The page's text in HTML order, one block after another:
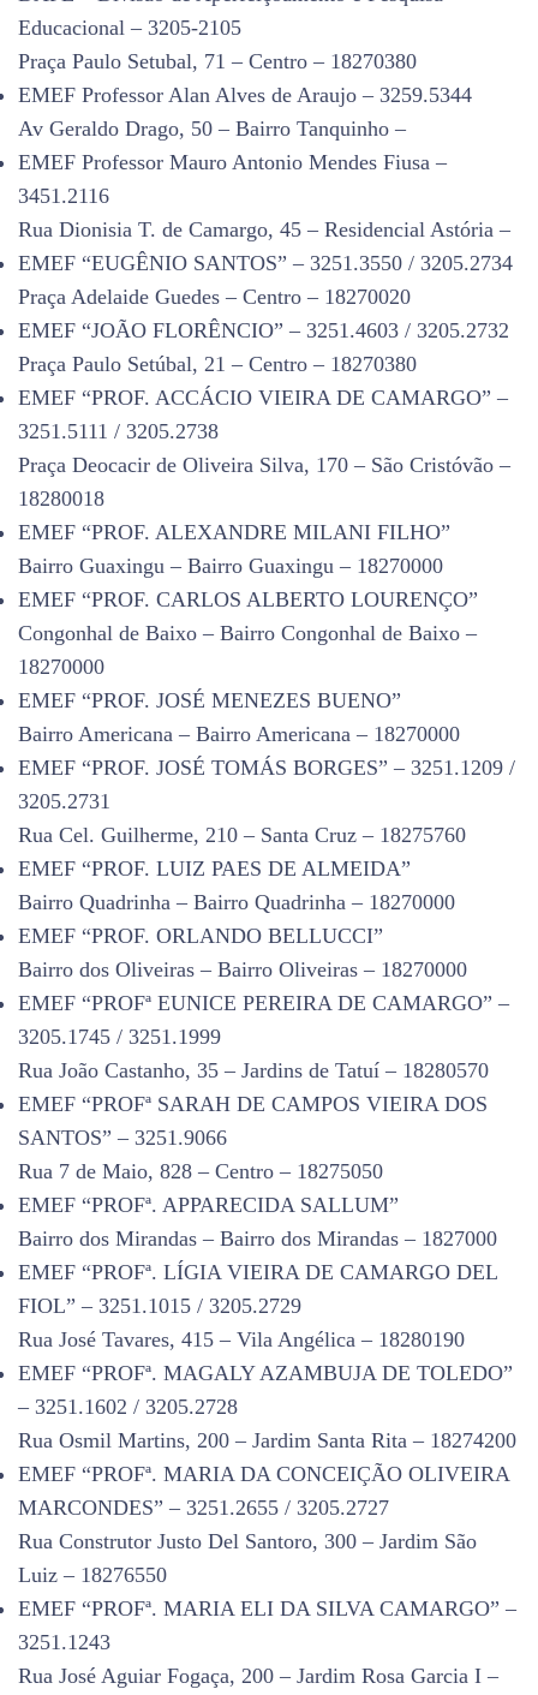
Educacional – 3205-2105
Praça Paulo Setubal, 71 – Centro – 18270380
EMEF Professor Alan Alves de Araujo – 3259.5344
Av Geraldo Drago, 50 – Bairro Tanquinho –
EMEF Professor Mauro Antonio Mendes Fiusa –
3451.2116
Rua Dionisia T. de Camargo, 45 – Residencial Astória –
EMEF “EUGÊNIO SANTOS” – 3251.3550 / 3205.2734
Praça Adelaide Guedes – Centro – 18270020
EMEF “JOÃO FLORÊNCIO” – 3251.4603 / 3205.2732
Praça Paulo Setúbal, 21 – Centro – 18270380
EMEF “PROF. ACCÁCIO VIEIRA DE CAMARGO” –
3251.5111 / 3205.2738
Praça Deocacir de Oliveira Silva, 170 – São Cristóvão –
18280018
EMEF “PROF. ALEXANDRE MILANI FILHO”
Bairro Guaxingu – Bairro Guaxingu – 18270000
EMEF “PROF. CARLOS ALBERTO LOURENÇO”
Congonhal de Baixo – Bairro Congonhal de Baixo –
18270000
EMEF “PROF. JOSÉ MENEZES BUENO”
Bairro Americana – Bairro Americana – 18270000
EMEF “PROF. JOSÉ TOMÁS BORGES” – 3251.1209 /
3205.2731
Rua Cel. Guilherme, 210 – Santa Cruz – 18275760
EMEF “PROF. LUIZ PAES DE ALMEIDA”
Bairro Quadrinha – Bairro Quadrinha – 18270000
EMEF “PROF. ORLANDO BELLUCCI”
Bairro dos Oliveiras – Bairro Oliveiras – 18270000
EMEF “PROFª EUNICE PEREIRA DE CAMARGO” –
3205.1745 / 3251.1999
Rua João Castanho, 35 – Jardins de Tatuí – 18280570
EMEF “PROFª SARAH DE CAMPOS VIEIRA DOS
SANTOS” – 3251.9066
Rua 7 de Maio, 828 – Centro – 18275050
EMEF “PROFª. APPARECIDA SALLUM”
Bairro dos Mirandas – Bairro dos Mirandas – 1827000
EMEF “PROFª. LÍGIA VIEIRA DE CAMARGO DEL
FIOL” – 3251.1015 / 3205.2729
Rua José Tavares, 415 – Vila Angélica – 18280190
EMEF “PROFª. MAGALY AZAMBUJA DE TOLEDO”
– 3251.1602 / 3205.2728
Rua Osmil Martins, 200 – Jardim Santa Rita – 18274200
EMEF “PROFª. MARIA DA CONCEIÇÃO OLIVEIRA
MARCONDES” – 3251.2655 / 3205.2727
Rua Construtor Justo Del Santoro, 300 – Jardim São
Luiz – 18276550
EMEF “PROFª. MARIA ELI DA SILVA CAMARGO” –
3251.1243
Rua José Aguiar Fogaça, 200 – Jardim Rosa Garcia I –